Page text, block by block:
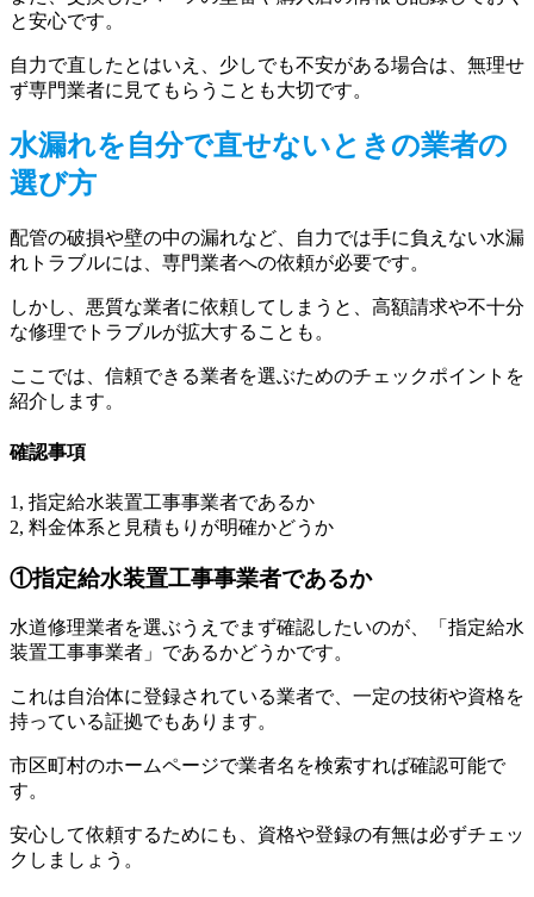
と安心です。
自力で直したとはいえ、少しでも不安がある場合は、無理せ
ず専門業者に見てもらうことも大切です。
水漏れを自分で直せないときの業者の
選び方
配管の破損や壁の中の漏れなど、自力では手に負えない水漏
れトラブルには、専門業者への依頼が必要です。
しかし、悪質な業者に依頼してしまうと、高額請求や不十分
な修理でトラブルが拡大することも。
ここでは、信頼できる業者を選ぶためのチェックポイントを
紹介します。
確認事項
1, 指定給水装置工事事業者であるか
2, 料金体系と見積もりが明確かどうか
①指定給水装置工事事業者であるか
水道修理業者を選ぶうえでまず確認したいのが、「指定給水
装置工事事業者」であるかどうかです。
これは自治体に登録されている業者で、一定の技術や資格を
持っている証拠でもあります。
市区町村のホームページで業者名を検索すれば確認可能で
す。
安心して依頼するためにも、資格や登録の有無は必ずチェッ
クしましょう。